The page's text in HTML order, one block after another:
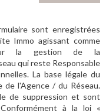
sont enregistrées
Immo agissant comme
la gestion de la
qui reste Responsable
La base légale du
l'Agence / du Réseau.
de suppression et sont
à la loi «